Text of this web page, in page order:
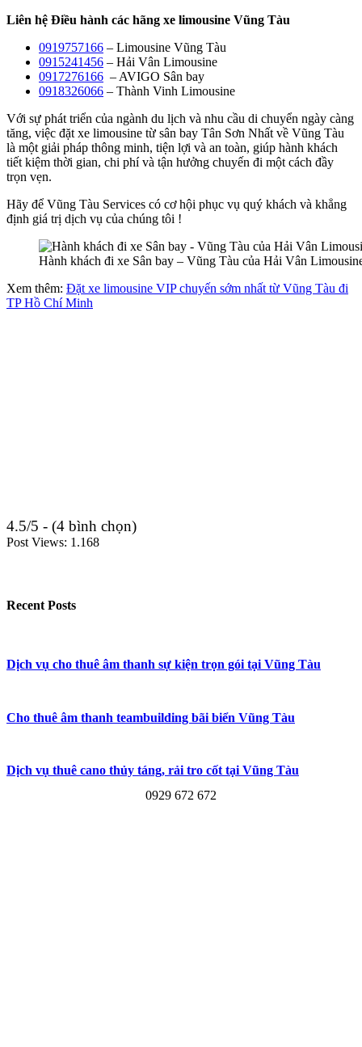
Liên hệ Điều hành các hãng xe limousine Vũng Tàu
0919757166 – Limousine Vũng Tàu
0915241456 – Hải Vân Limousine
0917276166 – AVIGO Sân bay
0918326066 – Thành Vinh Limousine
Với sự phát triển của ngành du lịch và nhu cầu di chuyển ngày càng
tăng, việc đặt xe limousine từ sân bay Tân Sơn Nhất về Vũng Tàu
là một giải pháp thông minh, tiện lợi và an toàn, giúp hành khách
tiết kiệm thời gian, chi phí và tận hưởng chuyến đi một cách đầy
trọn vẹn.
Hãy để Vũng Tàu Services có cơ hội phục vụ quý khách và khẳng
định giá trị dịch vụ của chúng tôi !
Hành khách đi xe Sân bay – Vũng Tàu của Hải Vân
Xem thêm: Đặt xe limousine VIP chuyến sớm nhất từ Vũng Tàu đi
TP Hồ Chí Minh
4.5/5 - (4 bình chọn)
Post Views: 1.168
Recent Posts
Dịch vụ cho thuê âm thanh sự kiện trọn gói tại Vũng Tàu
Cho thuê âm thanh teambuilding bãi biển Vũng Tàu
Dịch vụ thuê cano thủy táng, rải tro cốt tại Vũng Tàu
0929 672 672